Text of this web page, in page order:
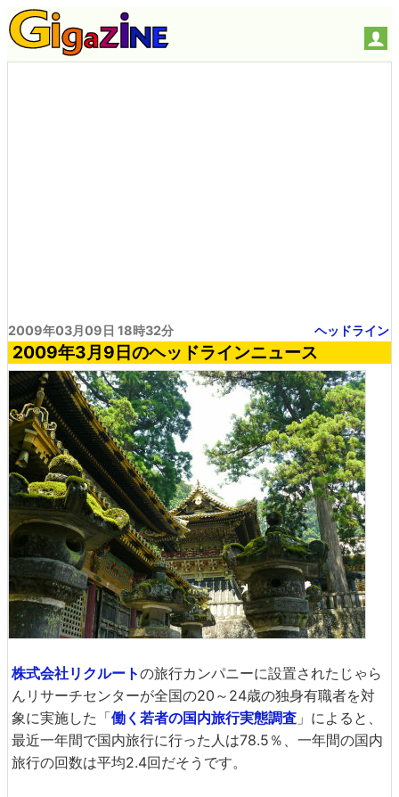
2009年03月09日 18時32分 ヘッドライン
2009年3月9日のヘッドラインニュース
株式会社リクルートの旅行カンパニーに設置されたじゃら
んリサーチセンターが全国の20～24歳の独身有職者を対
象に実施した「働く若者の国内旅行実態調査 」によると、
最近一年間で国内旅行に行った人は78.5％、一年間の国内
旅行の回数は平均2.4回だそうです。